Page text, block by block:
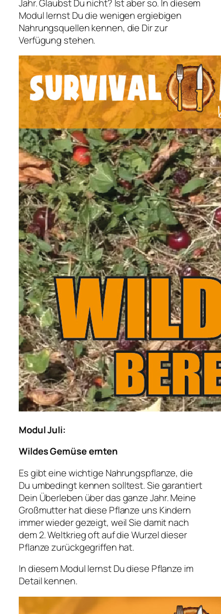
Jahr. Glaubst Du nicht? Ist aber so. In diesem
Modul lernst Du die wenigen ergiebigen
Nahrungsquellen kennen, die Dir zur
Verfügung stehen.
Modul Juli:
Wildes Gemüse ernten
Es gibt eine wichtige Nahrungspflanze, die
Du umbedingt kennen solltest. Sie garantiert
Dein Überleben über das ganze Jahr. Meine
Großmutter hat diese Pflanze uns Kindern
immer wieder gezeigt, weil Sie damit nach
dem 2. Weltkrieg oft auf die Wurzel dieser
Pflanze zurückgegriffen hat.
In diesem Modul lernst Du diese Pflanze im
Detail kennen.